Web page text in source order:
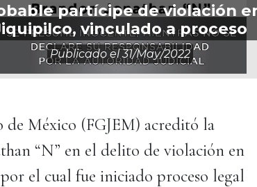
partícipe de violación
vinculado a proceso
Publicado el31/may/2022
de México (FGJEM) acreditó la
“N” en el delito de violación en
el cual fue iniciado proceso legal